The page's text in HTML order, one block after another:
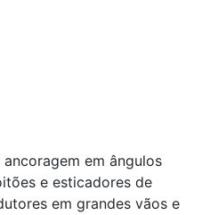
em ângulos
e esticadores de
em grandes vãos e